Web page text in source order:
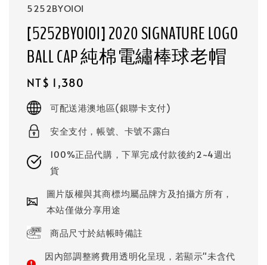
5252BYOIOI
[5252BYOIOI] 2020 SIGNATURE LOGO
BALL CAP 純棉電繡棒球老帽
Regular
price
NT$ 1,380
可配送港澳地區(銀聯卡支付)
安全支付，帳號、卡號不露白
100%正品代購，下單完成付款後約2~4週出
貨
圖片版權與其商標均屬品牌方及拍攝方所有，
本站僅做分享用途
商品尺寸於結帳時備註
因內部調整將費用透明化呈現，若顯示"未含代